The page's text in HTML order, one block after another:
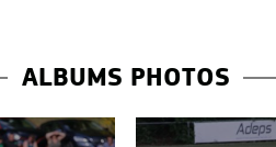
ALBUMS PHOTOS